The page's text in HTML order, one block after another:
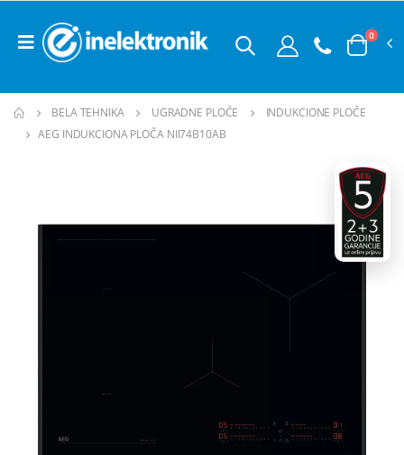
0
BELA TEHNIKA UGRADNE PLOČE
INDUKCIONE PLOČE
AEG INDUKCIONA PLOČA NII74B10AB